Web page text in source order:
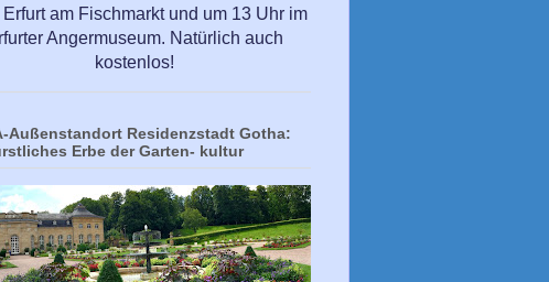
Erfurt am Fischmarkt und um 13 Uhr im
Angermuseum. Natürlich auch
kostenlos!
Außenstandort Residenzstadt Gotha:
Erbe der Garten- kultur